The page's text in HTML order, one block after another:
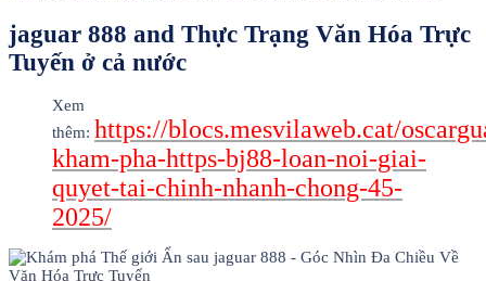
jaguar 888 and Thực Trạng Văn Hóa Trực
Tuyến ở cả nước
Xem
thêm: https://blocs.mesvilaweb.cat/
kham-pha-https-bj88-loan-noi-giai-
quyet-tai-chinh-nhanh-chong-45-
2025/